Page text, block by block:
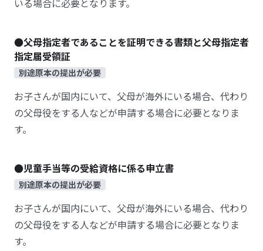
いる場合に必要となります。
●父母指定者であることを証明できる書類と父母指定者
指定届受領証
別途原本の提出が必要
お子さんが国内にいて、父母が海外にいる場合、代わり
の父母役をする人などが申請する場合に必要となりま
す。
●児童手当等の受給資格に係る申立書
別途原本の提出が必要
お子さんが国内にいて、父母が海外にいる場合、代わり
の父母役をする人などが申請する場合に必要となりま
す。